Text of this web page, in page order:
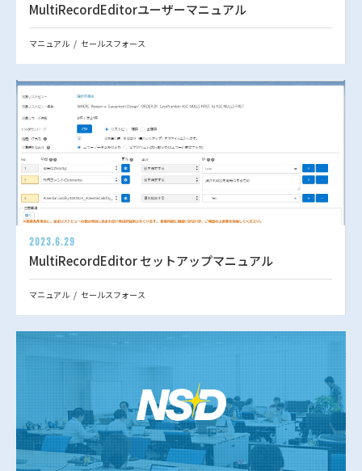
MultiRecordEditorユーザーマニュアル
マニュアル セールスフォース
2023.6.29
MultiRecordEditor セットアップマニュアル
マニュアル セールスフォース